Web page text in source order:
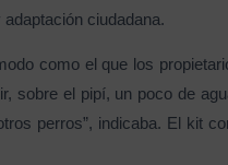
ciudadana.
como el que los
sobre el pipí, un poco de
perros”, indicaba. El kit